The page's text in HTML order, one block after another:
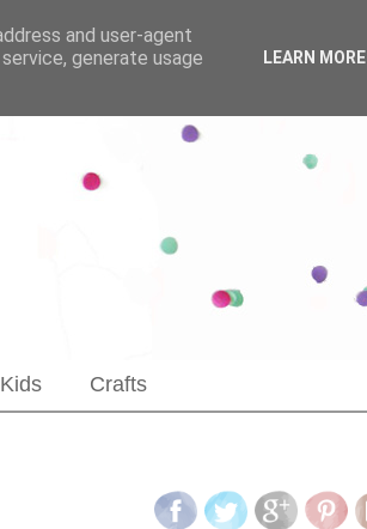
Kids Crafts
and user-agent
generate usage
LEARN MORE